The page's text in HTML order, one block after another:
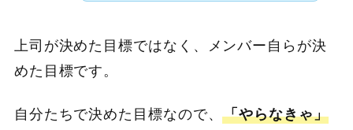
上司が決めた目標ではなく、メンバー自らが決
めた目標です。
自分たちで決めた目標なので、「やらなきゃ」